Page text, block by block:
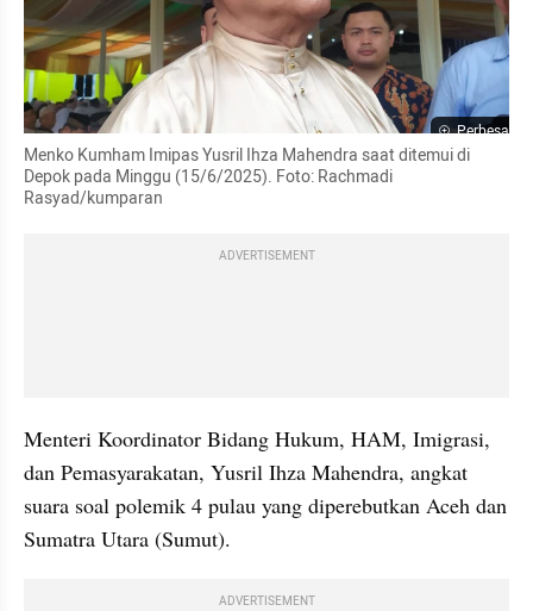
Perbesar
Menko Kumham Imipas Yusril Ihza Mahendra saat ditemui di
Depok pada Minggu (15/6/2025). Foto: Rachmadi
Rasyad/kumparan
ADVERTISEMENT
Menteri Koordinator Bidang Hukum, HAM, Imigrasi,
dan Pemasyarakatan, Yusril Ihza Mahendra, angkat
suara soal polemik 4 pulau yang diperebutkan Aceh dan
Sumatra Utara (Sumut).
ADVERTISEMENT